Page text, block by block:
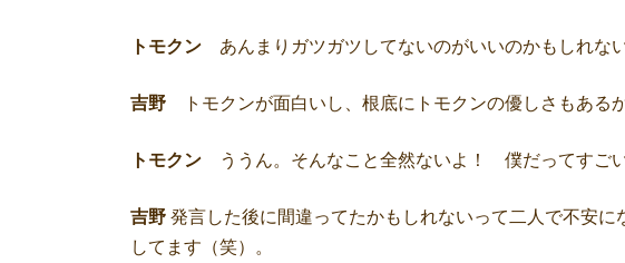
トモクン あんまりガツガツしてないのがいいのかもしれな
吉野 トモクンが面白いし、根底にトモクンの優しさもあるか
トモクン ううん。そんなこと全然ないよ！ 僕だってすごい
吉野 発言した後に間違ってたかもしれないって二人で不安に
してます（笑）。